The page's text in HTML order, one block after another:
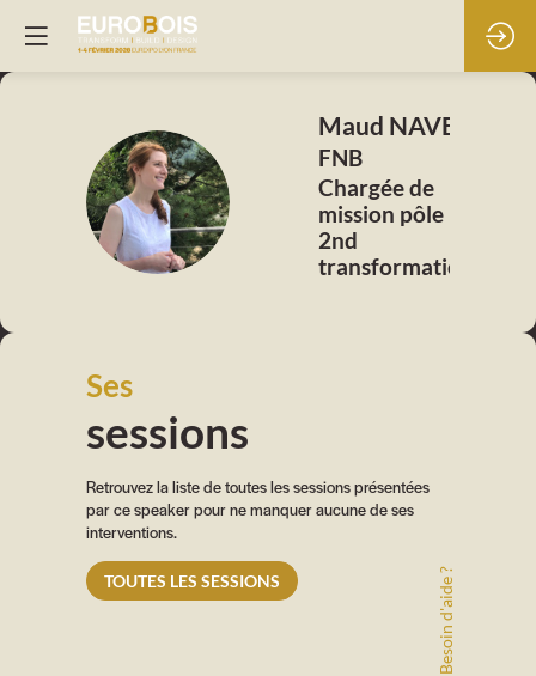
MN
Maud NAVET
FNB
Chargée de
mission pôle
2nd
transformation
Ses
sessions
Retrouvez la liste de toutes les sessions présentées
par ce speaker pour ne manquer aucune de ses
interventions.
TOUTES LES SESSIONS Besoin d'aide ?